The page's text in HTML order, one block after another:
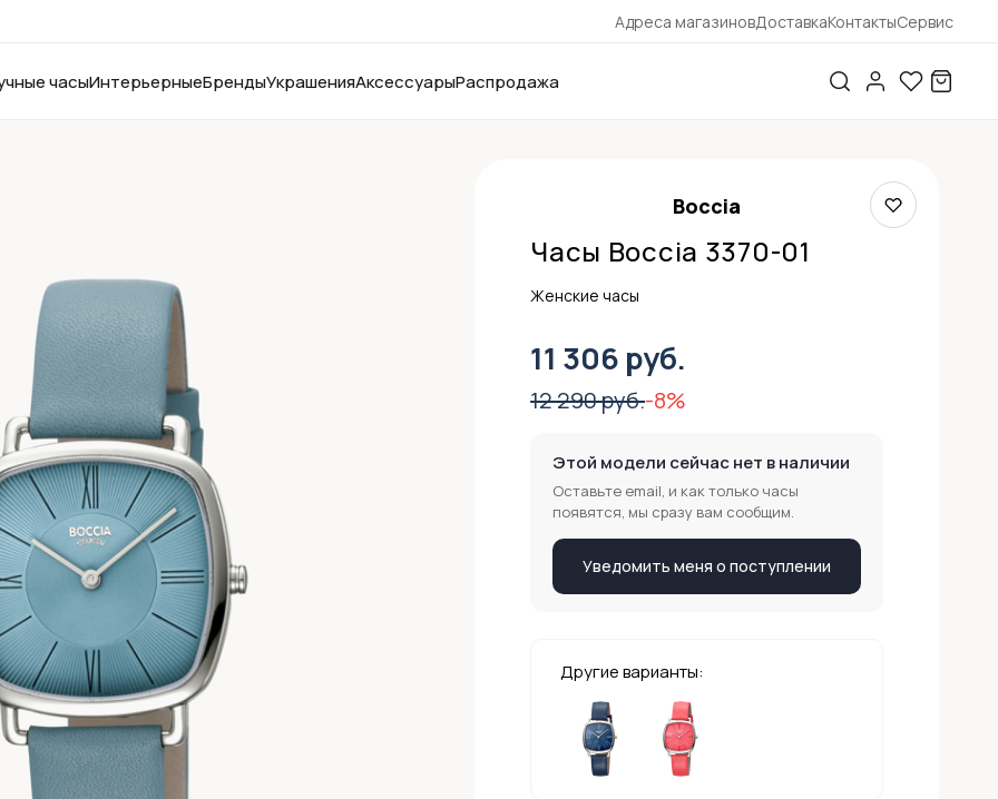
Адреса магазиновДоставкаКонтактыСервис
часыИнтерьерныеБрендыУкрашенияАксессуарыРаспродажа
Boccia
Часы Boccia 3370-01
Женские часы
11 306 руб.
12 290 руб.-8%
Этой модели сейчас нет в наличии
Оставьте email, и как только часы
появятся, мы сразу вам сообщим.
Уведомить меня о поступлении
Другие варианты: